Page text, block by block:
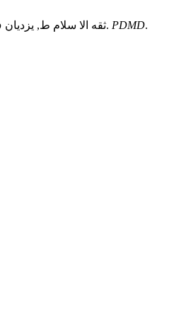
ثقه الا سلام ط, یزدیان ف, هابیل ح. نقش رفتارها و باورهای معنوی - دینی در کاهش میزان استرس، اضطراب و افزایش سلامت معنوی –روانی بین گروهی از زنان ایرانی در دوران پاندمی کرونا. PDMD.